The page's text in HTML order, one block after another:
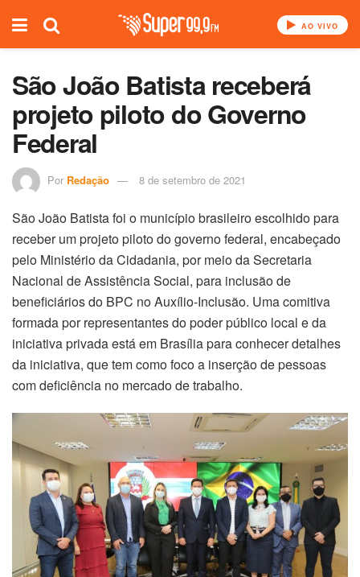
AO VIVO
São João Batista receberá
projeto piloto do Governo
Federal
Por Redação 8 de setembro de 2021
São João Batista foi o município brasileiro escolhido para
receber um projeto piloto do governo federal, encabeçado
pelo Ministério da Cidadania, por meio da Secretaria
Nacional de Assistência Social, para inclusão de
beneficiários do BPC no Auxílio-Inclusão. Uma comitiva
formada por representantes do poder público local e da
iniciativa privada está em Brasília para conhecer detalhes
da iniciativa, que tem como foco a inserção de pessoas
com deficiência no mercado de trabalho.